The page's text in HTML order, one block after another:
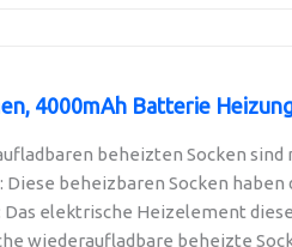
4000mAh Batterie
beheizten Socken sind
beheizbaren Socken haben
Das elektrische Heizelement
wiederaufladbare beheizte